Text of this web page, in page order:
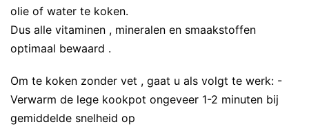
olie of water te koken.
Dus alle vitaminen , mineralen en smaakstoffen
optimaal bewaard .
Om te koken zonder vet , gaat u als volgt te werk: -
Verwarm de lege kookpot ongeveer 1-2 minuten bij
gemiddelde snelheid op